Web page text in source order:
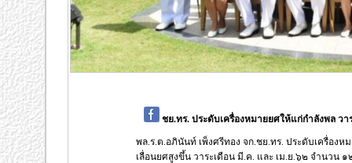
ชย.ทร. ประดับเครื่องหมายยศให้แก่กำลังพล วา
พล.ร.ต.อภินันท์ เพ็งศรีทอง จก.ชย.ทร. ประดับเครื่อ
เลื่อนยศสูงขึ้น วาระเดือน มี.ค. และ เม.ย.๖๒ จำนวน